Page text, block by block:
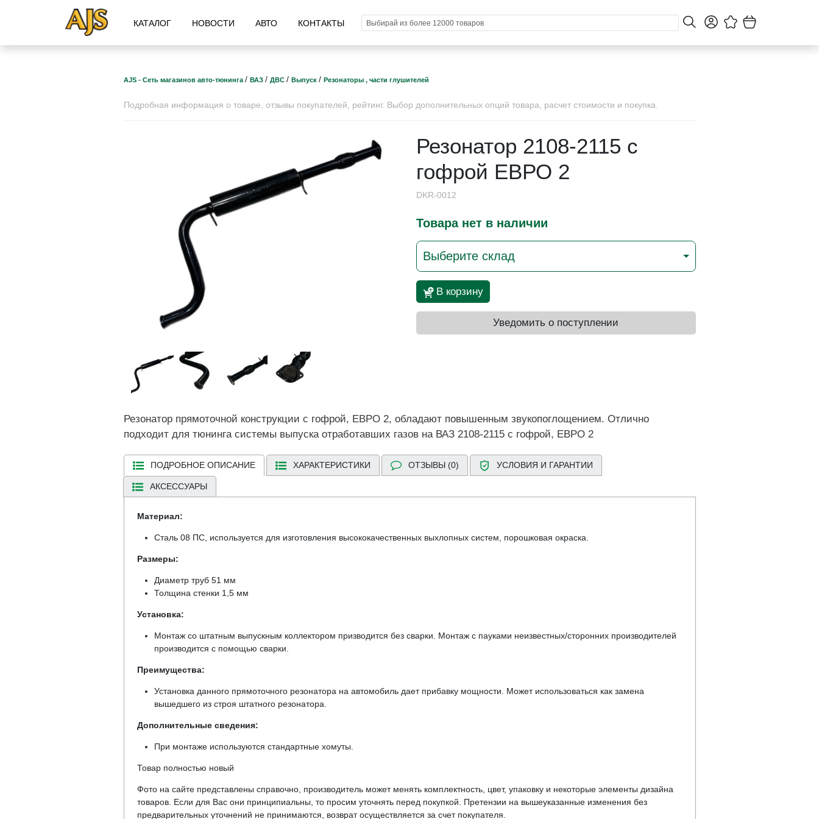
КАТАЛОГ НОВОСТИ АВТО КОНТАКТЫ
AJS - Сеть магазинов авто-тюнинга / ВАЗ / ДВС / Выпуск / Резонаторы , части глушителей
Подробная информация о товаре, отзывы покупателей, рейтинг. Выбор дополнительных опций товара, расчет стоимости и покупка.
Резонатор 2108-2115 с
гофрой ЕВРО 2
DKR-0012
Товара нет в наличии
Выберите склад
В корзину
Уведомить о поступлении
Резонатор прямоточной конструкции с гофрой, ЕВРО 2, обладают повышенным звукопоглощением. Отлично
подходит для тюнинга системы выпуска отработавших газов на ВАЗ 2108-2115 с гофрой, ЕВРО 2
ПОДРОБНОЕ ОПИСАНИЕ ХАРАКТЕРИСТИКИ ОТЗЫВЫ (0) УСЛОВИЯ И ГАРАНТИИ
АКСЕССУАРЫ
Материал:
Сталь 08 ПC, используется для изготовления высококачественных выхлопных систем, порошковая окраска.
Размеры:
Диаметр труб 51 мм
Толщина стенки 1,5 мм
Установка:
Монтаж со штатным выпускным коллектором призводится без сварки. Монтаж с пауками неизвестных/сторонних производителей
производится с помощью сварки.
Преимущества:
Установка данного прямоточного резонатора на автомобиль дает прибавку мощности. Может использоваться как замена
вышедшего из строя штатного резонатора.
Дополнительные сведения:
При монтаже используются стандартные хомуты.
Товар полностью новый
Фото на сайте представлены справочно, производитель может менять комплектность, цвет, упаковку и некоторые элементы дизайна
товаров. Если для Вас они принципиальны, то просим уточнять перед покупкой. Претензии на вышеуказанные изменения без
предварительных уточнений не принимаются, возврат осуществляется за счет покупателя.